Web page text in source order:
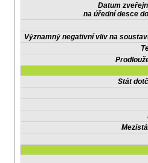
Datum
na úřední desce
Významný negativní vliv na
Stát